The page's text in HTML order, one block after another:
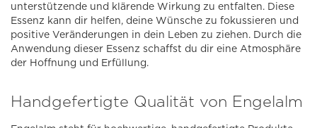
unterstützende und klärende Wirkung zu entfalten. Diese
Essenz kann dir helfen, deine Wünsche zu fokussieren und
positive Veränderungen in dein Leben zu ziehen. Durch die
Anwendung dieser Essenz schaffst du dir eine Atmosphäre
der Hoffnung und Erfüllung.
Handgefertigte Qualität von Engelalm